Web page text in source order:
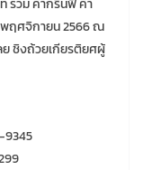
พฤศจิกายน 2566 ณ
ชิงถ้วยเกียรติยศผู้
9345